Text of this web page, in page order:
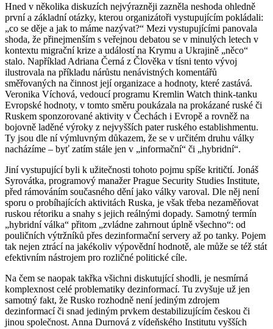
Hned v několika diskuzích nejvýrazněji zazněla neshoda ohledně
první a základní otázky, kterou organizátoři vystupujícím pokládali:
„co se děje a jak to máme nazývat?“ Mezi vystupujícími panovala
shoda, že přinejmenším s veřejnou debatou se v minulých letech v
kontextu migrační krize a událostí na Krymu a Ukrajině „něco“
stalo. Například Adriana Černá z Člověka v tísni tento vývoj
ilustrovala na příkladu nárůstu nenávistných komentářů
směřovaných na činnost její organizace a hodnoty, které zastává.
Veronika Víchová, vedoucí programu Kremlin Watch think-tanku
Evropské hodnoty, v tomto směru poukázala na prokázané ruské či
Ruskem sponzorované aktivity v Čechách i Evropě a rovněž na
bojovně laděné výroky z nejvyšších pater ruského establishmentu.
Ty jsou dle ní výmluvným důkazem, že se v určitém druhu války
nacházíme – byť zatím stále jen v „informační“ či „hybridní“.
Jiní vystupující byli k užitečnosti tohoto pojmu spíše kritičtí. Jonáš
Syrovátka, programový manažer Prague Security Studies Institute,
před rámováním současného dění jako války varoval. Dle něj není
sporu o probíhajících aktivitách Ruska, je však třeba nezaměňovat
ruskou rétoriku a snahy s jejich reálnými dopady. Samotný termín
„hybridní válka“ přitom „zvládne zahrnout úplně všechno“: od
pouličních výtržníků přes dezinformační servery až po tanky. Pojem
tak nejen ztrácí na jakékoliv výpovědní hodnotě, ale může se též stát
efektivním nástrojem pro rozličné politické cíle.
Na čem se naopak takřka všichni diskutující shodli, je nesmírná
komplexnost celé problematiky dezinformací. Tu zvyšuje už jen
samotný fakt, že Rusko rozhodně není jediným zdrojem
dezinformací či snad jediným prvkem destabilizujícím českou či
jinou společnost. Anna Durnová z vídeňského Institutu vyšších